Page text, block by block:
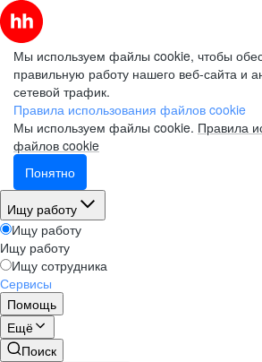
Мы используем файлы cookie, чтобы
правильную работу нашего веб-сайта и
сетевой трафик.
Правила использования файлов cookie
Мы используем файлы cookie. Правила
файлов cookie
Понятно
Ищу работу
Ищу работу
Ищу работу
Ищу сотрудника
Сервисы
Помощь
Ещё
Поиск